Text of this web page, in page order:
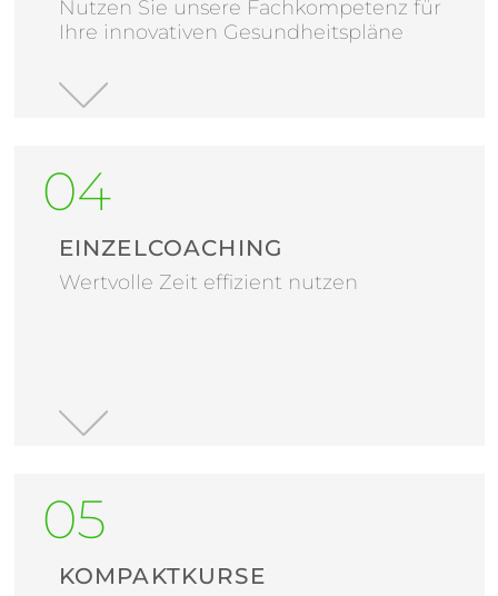
Nutzen Sie unsere Fachkompetenz für
Ihre innovativen Gesundheitspläne
EINZELCOACHING
Wertvolle Zeit effizient nutzen
KOMPAKTKURSE